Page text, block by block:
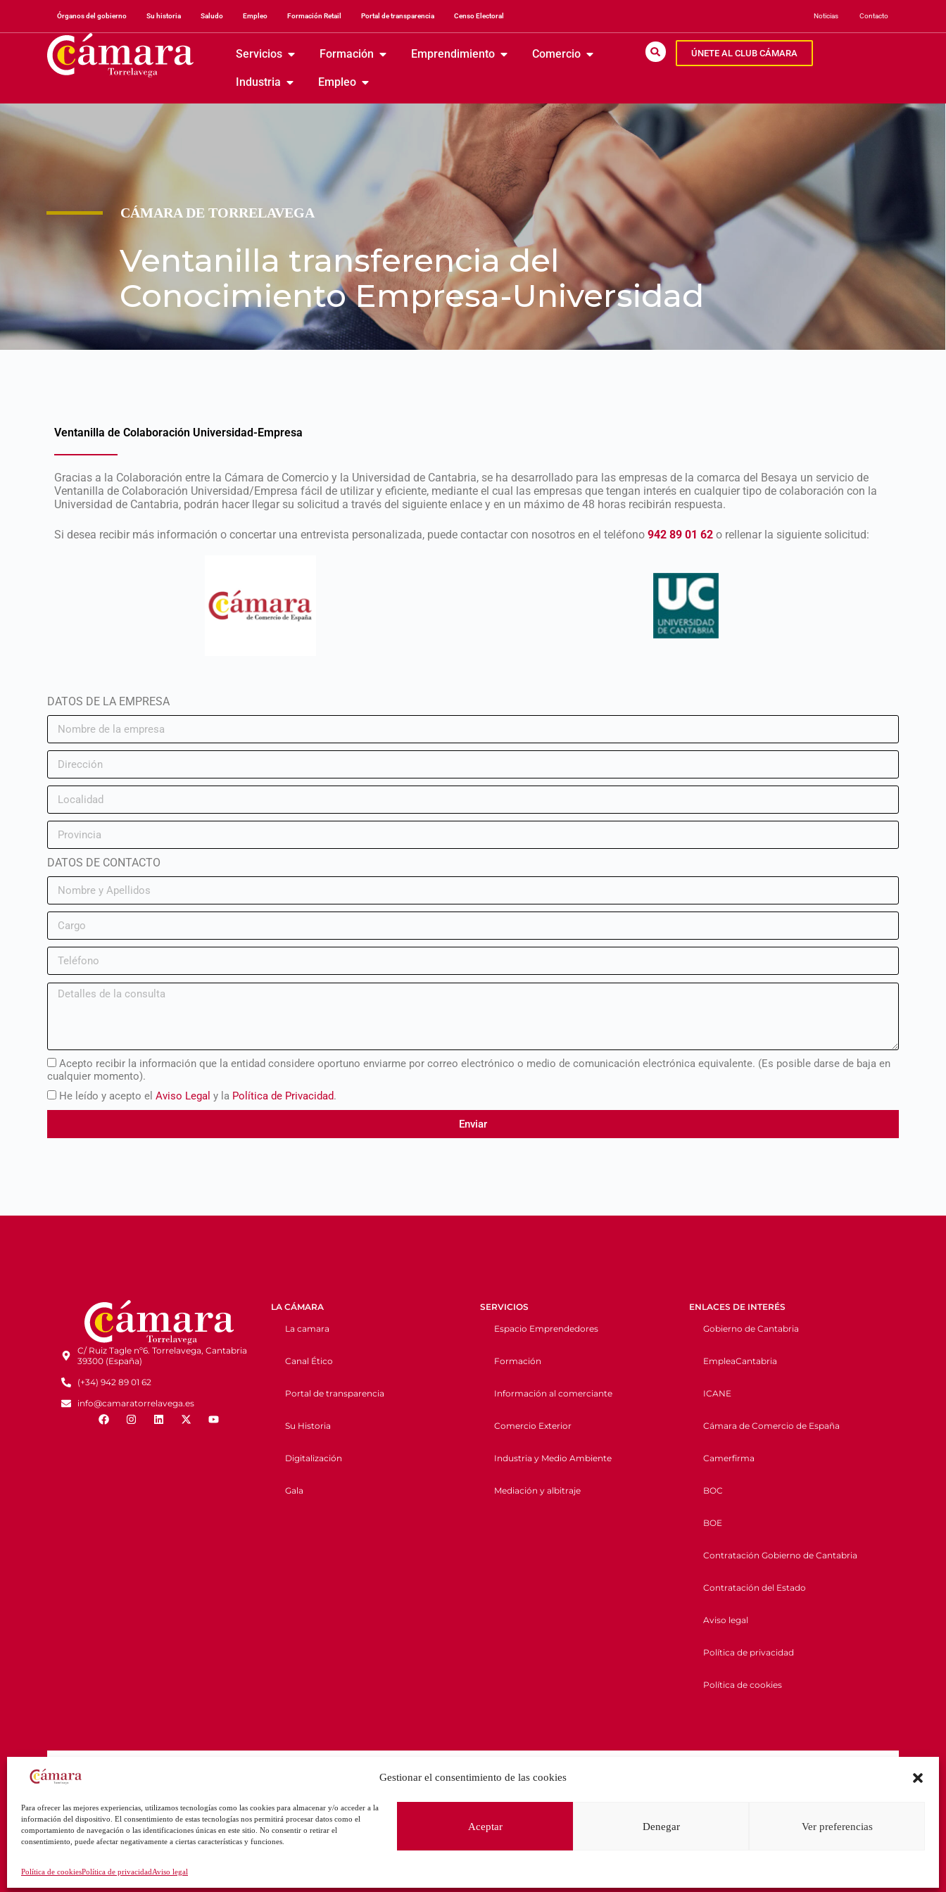
Gestionar el consentimiento de las cookies
Para ofrecer las mejores experiencias, utilizamos tecnologías como las cookies para almacenar y/o acceder a la
información del dispositivo. El consentimiento de estas tecnologías nos permitirá procesar datos como el
comportamiento de navegación o las identificaciones únicas en este sitio. No consentir o retirar el
consentimiento, puede afectar negativamente a ciertas características y funciones.
Aceptar Denegar Ver preferencias
Política de cookiesPolítica de privacidadAviso legal
Órganos del gobierno Su historia Saludo Empleo Formación Retail Portal de transparencia Censo Electoral Noticias Contacto
Servicios Formación Emprendimiento Comercio
Industria Empleo
ÚNETE AL CLUB CÁMARA
CÁMARA DE TORRELAVEGA
Ventanilla transferencia del
Conocimiento Empresa-Universidad
Ventanilla de Colaboración Universidad-Empresa
Gracias a la Colaboración entre la Cámara de Comercio y la Universidad de Cantabria, se ha desarrollado para las empresas de la comarca del Besaya un servicio de
Ventanilla de Colaboración Universidad/Empresa fácil de utilizar y eficiente, mediante el cual las empresas que tengan interés en cualquier tipo de colaboración con la
Universidad de Cantabria, podrán hacer llegar su solicitud a través del siguiente enlace y en un máximo de 48 horas recibirán respuesta.
Si desea recibir más información o concertar una entrevista personalizada, puede contactar con nosotros en el teléfono942 89 01 62 o rellenar la siguiente solicitud:
DATOS DE LA EMPRESA
DATOS DE CONTACTO
Acepto recibir la información que la entidad considere oportuno enviarme por correo electrónico o medio de comunicación electrónica equivalente. (Es posible darse de baja en
cualquier momento).
He leído y acepto elAviso Legal y la Política de Privacidad.
Enviar
C/ Ruiz Tagle nº6. Torrelavega, Cantabria
39300 (España)
(+34) 942 89 01 62
info@camaratorrelavega.es
LA CÁMARA
La camara
Canal Ético
Portal de transparencia
Su Historia
Digitalización
Gala
SERVICIOS
Espacio Emprendedores
Formación
Información al comerciante
Comercio Exterior
Industria y Medio Ambiente
Mediación y albitraje
ENLACES DE INTERÉS
Gobierno de Cantabria
EmpleaCantabria
ICANE
Cámara de Comercio de España
Camerfirma
BOC
BOE
Contratación Gobierno de Cantabria
Contratación del Estado
Aviso legal
Política de privacidad
Política de cookies